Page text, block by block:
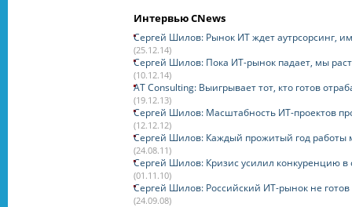
Интервью CNews
Сергей Шилов: Рынок ИТ ждет аутрсорсинг,
(25.12.14)
Сергей Шилов: Пока ИТ-рынок падает, мы
(10.12.14)
AT Consulting: Выигрывает тот, кто готов
(19.12.13)
Сергей Шилов: Масштабность ИТ-проектов
(12.12.12)
Сергей Шилов: Каждый прожитый год работы
(24.08.11)
Сергей Шилов: Кризис усилил конкуренцию в
(01.11.10)
Сергей Шилов: Российский ИТ-рынок не
(24.09.08)